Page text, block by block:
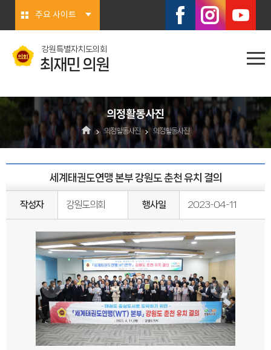
주요 사이트
강원특별자치도의회
최재민 의원
의정활동사진
의정활동사진 의정활동사진
세계태권도연맹 본부 강원도 춘천 유치 결의
작성자 강원도의회 행사일 2023-04-11